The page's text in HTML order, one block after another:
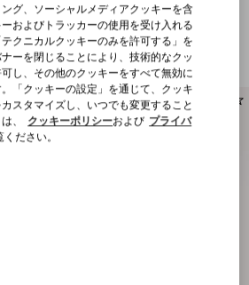
コットンジャージー トップス
¥ 121,000
新着アイテム
グ、ソーシャルメディアクッキーを含
およびトラッカーの使用を受け入れる
クニカルクッキーのみを許可する」を
ーを閉じることにより、技術的なクッ
し、その他のクッキーをすべて無効に
「クッキーの設定」を通じて、クッキ
スタマイズし、いつでも変更すること
、
クッキーポリシーおよび プライバ
ください。